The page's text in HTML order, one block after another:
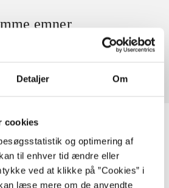
Detaljer Om
cookies
og optimering af
til enhver tid ændre eller
ved at klikke på ”Cookies” i
læse mere om de anvendte
emner
fordelt på udgivelser